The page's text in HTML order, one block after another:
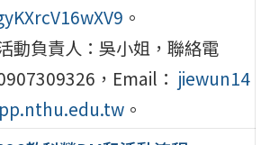
。
動負責人：吳小姐，聯絡電
，Email： jiewun14
。